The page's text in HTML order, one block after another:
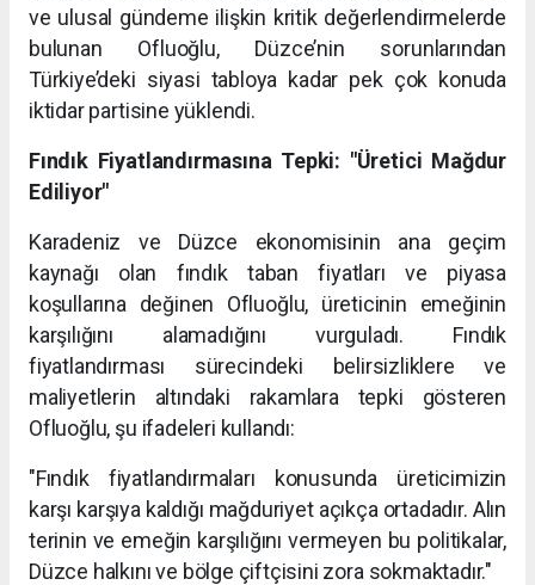
ve ulusal gündeme ilişkin kritik değerlendirmelerde
bulunan Ofluoğlu, Düzce’nin sorunlarından
Türkiye’deki siyasi tabloya kadar pek çok konuda
iktidar partisine yüklendi.
Fındık Fiyatlandırmasına Tepki: "Üretici Mağdur
Ediliyor"
Karadeniz ve Düzce ekonomisinin ana geçim
kaynağı olan fındık taban fiyatları ve piyasa
koşullarına değinen Ofluoğlu, üreticinin emeğinin
karşılığını alamadığını vurguladı. Fındık
fiyatlandırması sürecindeki belirsizliklere ve
maliyetlerin altındaki rakamlara tepki gösteren
Ofluoğlu, şu ifadeleri kullandı:
"Fındık fiyatlandırmaları konusunda üreticimizin
karşı karşıya kaldığı mağduriyet açıkça ortadadır. Alın
terinin ve emeğin karşılığını vermeyen bu politikalar,
Düzce halkını ve bölge çiftçisini zora sokmaktadır."